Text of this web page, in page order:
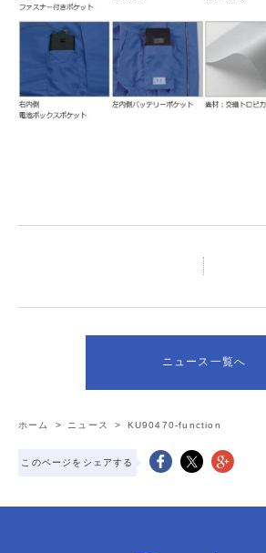
ニュース一覧へ
ホーム > ニュース > KU90470-function
このページをシェアする